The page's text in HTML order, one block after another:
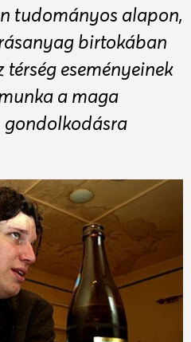
tudományos alapon,
birtokában
eseményeinek
a maga
gondolkodásra